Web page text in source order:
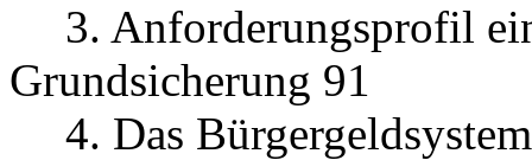
3. Anforderungsprofil
Grundsicherung 91
4. Das